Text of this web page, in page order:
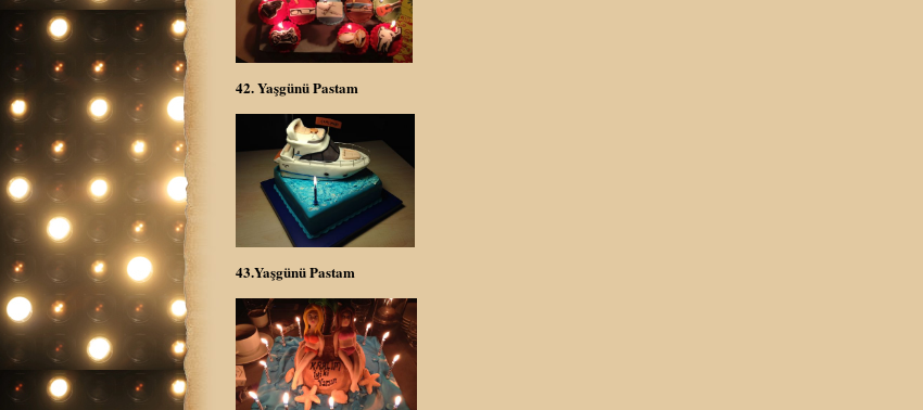
42. Yaşgünü Pastam
43.Yaşgünü Pastam